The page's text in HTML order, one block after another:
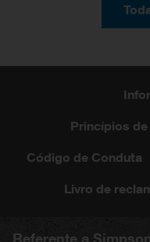
Princípios
Código de Conduta
Livro de
Referente a